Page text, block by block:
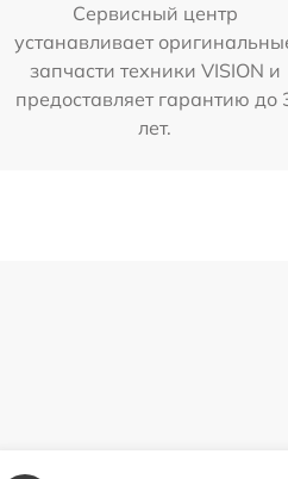
Сервисный центр
устанавливает
запчасти техники VISION и
предоставляет гарантию до
лет.